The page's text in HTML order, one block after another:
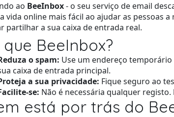
ao BeeInbox- o seu serviço de email
vida online mais fácil ao ajudar as pessoas
partilhar a sua caixa de entrada real.
que BeeInbox?
o spam: Use um endereço
caixa de entrada principal.
a sua privacidade: Fique seguro ao
se: Não é necessária qualquer
está por trás do